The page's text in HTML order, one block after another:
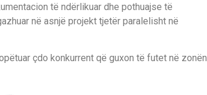
të ndërlikuar dhe pothuajse të
në asnjë projekt tjetër paralelisht në
çdo konkurrent që guxon të futet në zonën